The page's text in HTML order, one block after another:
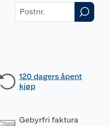
120 dagers åpent
kjøp
Gebyrfri faktura